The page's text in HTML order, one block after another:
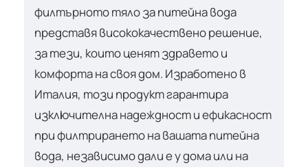
филтърното тяло за питейна вода
представя висококачествено решение,
за тези, които ценят здравето и
комфорта на своя дом. Изработено в
Италия, този продукт гарантира
изключителна надеждност и ефикасност
при филтрирането на вашата питейна
вода, независимо дали е у дома или на